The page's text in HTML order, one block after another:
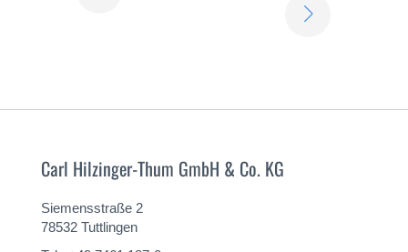
Carl Hilzinger-Thum GmbH & Co. KG
Siemensstraße 2
78532 Tuttlingen